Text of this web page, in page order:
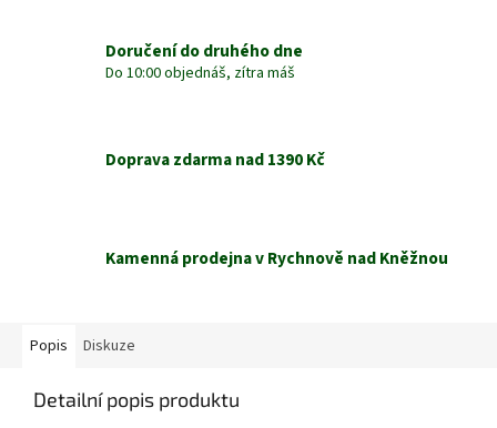
Doručení do druhého dne
Do 10:00 objednáš, zítra máš
Doprava zdarma nad 1390 Kč
Kamenná prodejna v Rychnově nad Kněžnou
Popis Diskuze
Detailní popis produktu